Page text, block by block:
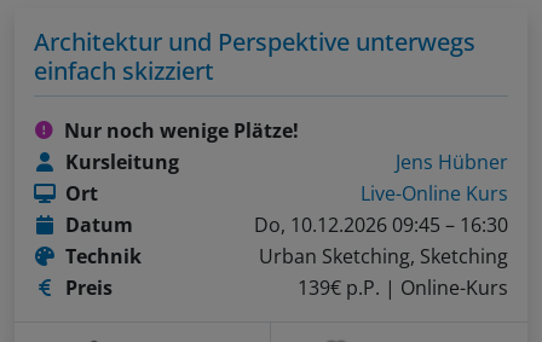
Architektur und Perspektive unterwegs
einfach skizziert
Nur noch wenige Plätze!
Kursleitung
Jens Hübner
Ort
Live-Online Kurs
Datum
Do, 10.12.2026 09:45 – 16:30
Technik
Urban Sketching, Sketching
Preis
139€ p.P. | Online-Kurs